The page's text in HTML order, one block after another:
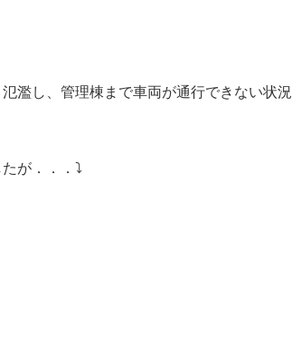
濫し、管理棟まで車両が通行できない状況
が．．．⤵